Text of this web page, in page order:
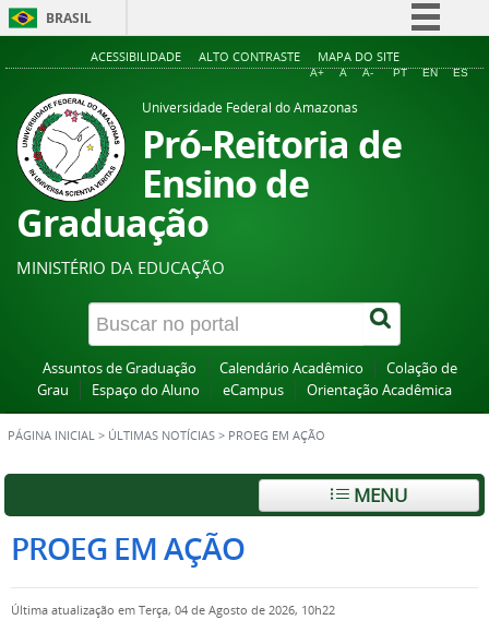
BRASIL
Simplifique!
Acesso à informação
ACESSIBILIDADE ALTO CONTRASTE MAPA DO SITE
A+ A A- PT EN ES
Universidade Federal do Amazonas
Pró-Reitoria de
Ensino de
Graduação
MINISTÉRIO DA EDUCAÇÃO
Assuntos de Graduação Calendário Acadêmico
Colação de
Grau
Espaço do Aluno eCampus Orientação Acadêmica
PÁGINA INICIAL > ÚLTIMAS NOTÍCIAS > PROEG EM AÇÃO
MENU
PROEG EM AÇÃO
Última atualização em Terça, 04 de Agosto de 2026, 10h22